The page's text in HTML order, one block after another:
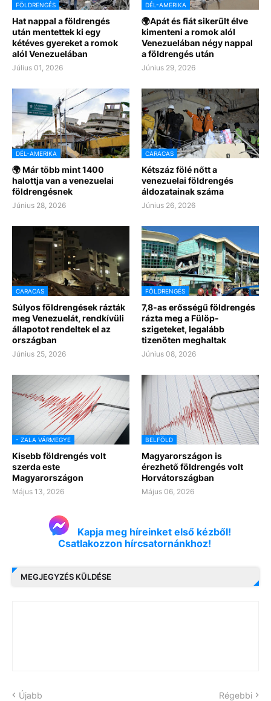
FÖLDRENGÉS
Hat nappal a földrengés
után mentettek ki egy
kétéves gyereket a romok
alól Venezuelában
Július 01, 2026
DÉL-AMERIKA
🌍Apát és fiát sikerült élve
kimenteni a romok alól
Venezuelában négy nappal
a földrengés után
Június 29, 2026
DÉL-AMERIKA
🌍 Már több mint 1400
halottja van a venezuelai
földrengésnek
Június 28, 2026
CARACAS
Kétszáz fölé nőtt a
venezuelai földrengés
áldozatainak száma
Június 26, 2026
CARACAS
Súlyos földrengések rázták
meg Venezuelát, rendkívüli
állapotot rendeltek el az
országban
Június 25, 2026
FÖLDRENGÉS
7,8-as erősségű földrengés
rázta meg a Fülöp-
szigeteket, legalább
tizenöten meghaltak
Június 08, 2026
- ZALA VÁRMEGYE
Kisebb földrengés volt
szerda este
Magyarországon
Május 13, 2026
BELFÖLD
Magyarországon is
érezhető földrengés volt
Horvátországban
Május 06, 2026
Kapja meg híreinket első kézből!
Csatlakozzon hírcsatornánkhoz!
MEGJEGYZÉS KÜLDÉSE
Újabb Régebbi